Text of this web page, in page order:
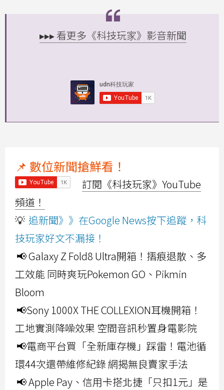
▸▸▸ 看更多《科技玩家》影音新聞
📌 數位新聞搶鮮看！
訂閱《科技玩家》YouTube
頻道！
💡 追新聞》》在Google News按下追蹤，科
技玩家好文不漏接！
📢 Galaxy Z Fold8 Ultra開箱！摺痕退散、多
工效能 同時爽玩Pokemon GO、Pikmin
Bloom
📢Sony 1000X THE COLLEXION耳機開箱！
工地實測降噪效果 空間音訊秒置身電影院
📢電商平台買「全新庫存機」踩雷！電池循
環44次還帶維修紀錄 網揭無良賣家手法
📢 Apple Pay、信用卡搭北捷「只扣1元」是